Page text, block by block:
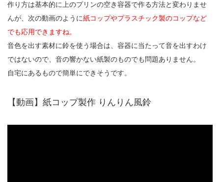
作り方は基本的に上のプリンの空き容器で作る方法と変わりませ
んが、次の動画のように紙コップやプラスチック製のコップなど
でも応用できますね。
音色を出す素材に鈴を使う場合は、容器に当たって音を出すわけ
ではないので、音の響かない紙製のものでも問題ありません。
自宅にあるもので簡単にできそうです。
【動画】紙コップ製作 りんりん風鈴